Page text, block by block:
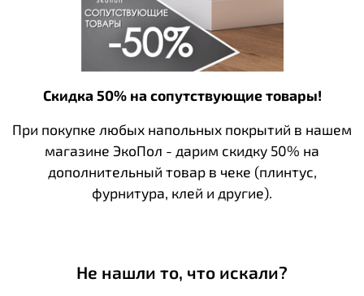
Скидка 50% на сопутствующие товары!
При покупке любых напольных покрытий в нашем
магазине ЭкоПол - дарим скидку 50% на
дополнительный товар в чеке (плинтус,
фурнитура, клей и другие).
Не нашли то, что искали?